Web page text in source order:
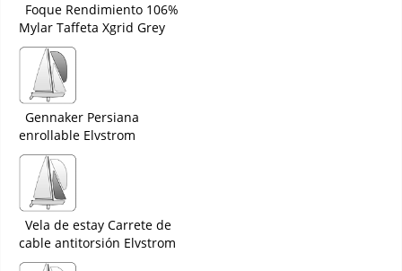
Foque Rendimiento 106%
Mylar Taffeta Xgrid Grey
Gennaker Persiana
enrollable Elvstrom
Vela de estay Carrete de
cable antitorsión Elvstrom